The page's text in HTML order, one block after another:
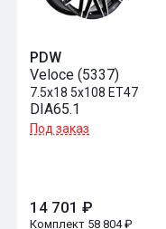
PDW
Veloce (5337)
7.5x18 5x108 ET47
DIA65.1
Под заказ
14 701 ₽
Комплект 58 804 ₽